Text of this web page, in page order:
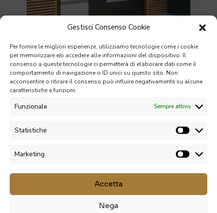
Gestisci Consenso Cookie
Per fornire le migliori esperienze, utilizziamo tecnologie come i cookie
per memorizzare e/o accedere alle informazioni del dispositivo. Il
consenso a queste tecnologie ci permetterà di elaborare dati come il
comportamento di navigazione o ID unici su questo sito. Non
acconsentire o ritirare il consenso può influire negativamente su alcune
caratteristiche e funzioni.
Funzionale Sempre attivo
Statistiche
Marketing
Accetta
Nega